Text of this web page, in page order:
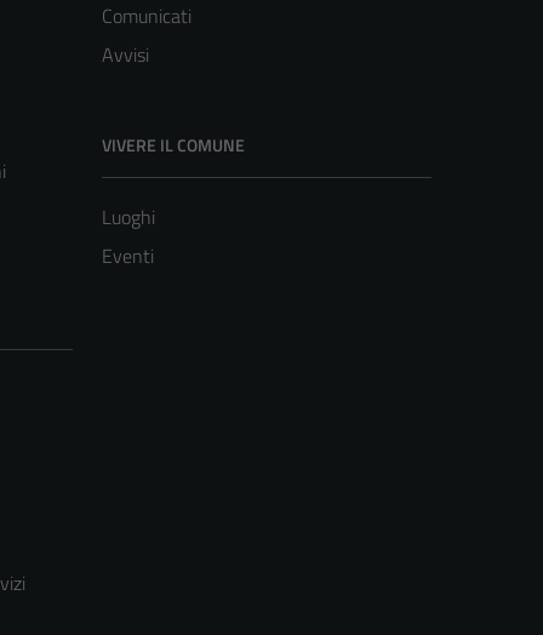
Comunicati
Avvisi
VIVERE IL COMUNE
Luoghi
Eventi